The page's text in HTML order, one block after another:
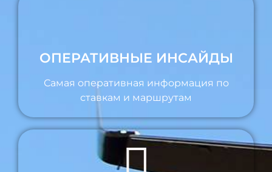
ОПЕРАТИВНЫЕ ИНСАЙДЫ
Самая оперативная информация по
ставкам и маршрутам